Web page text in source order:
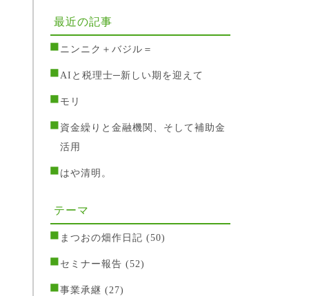
最近の記事
ニンニク＋バジル＝
AIと税理士─新しい期を迎えて
モリ
資金繰りと金融機関、そして補助金
活用
はや清明。
テーマ
まつおの畑作日記 (50)
セミナー報告 (52)
事業承継 (27)